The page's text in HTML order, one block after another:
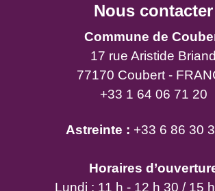
Nous contacter
Commune de
17 rue Aristide Briand
77170 Coubert -
+33 1 64 06 71 20
Astreinte : +33 6 86 30
Horaires
Lundi : 11 h - 12 h 30 / 15